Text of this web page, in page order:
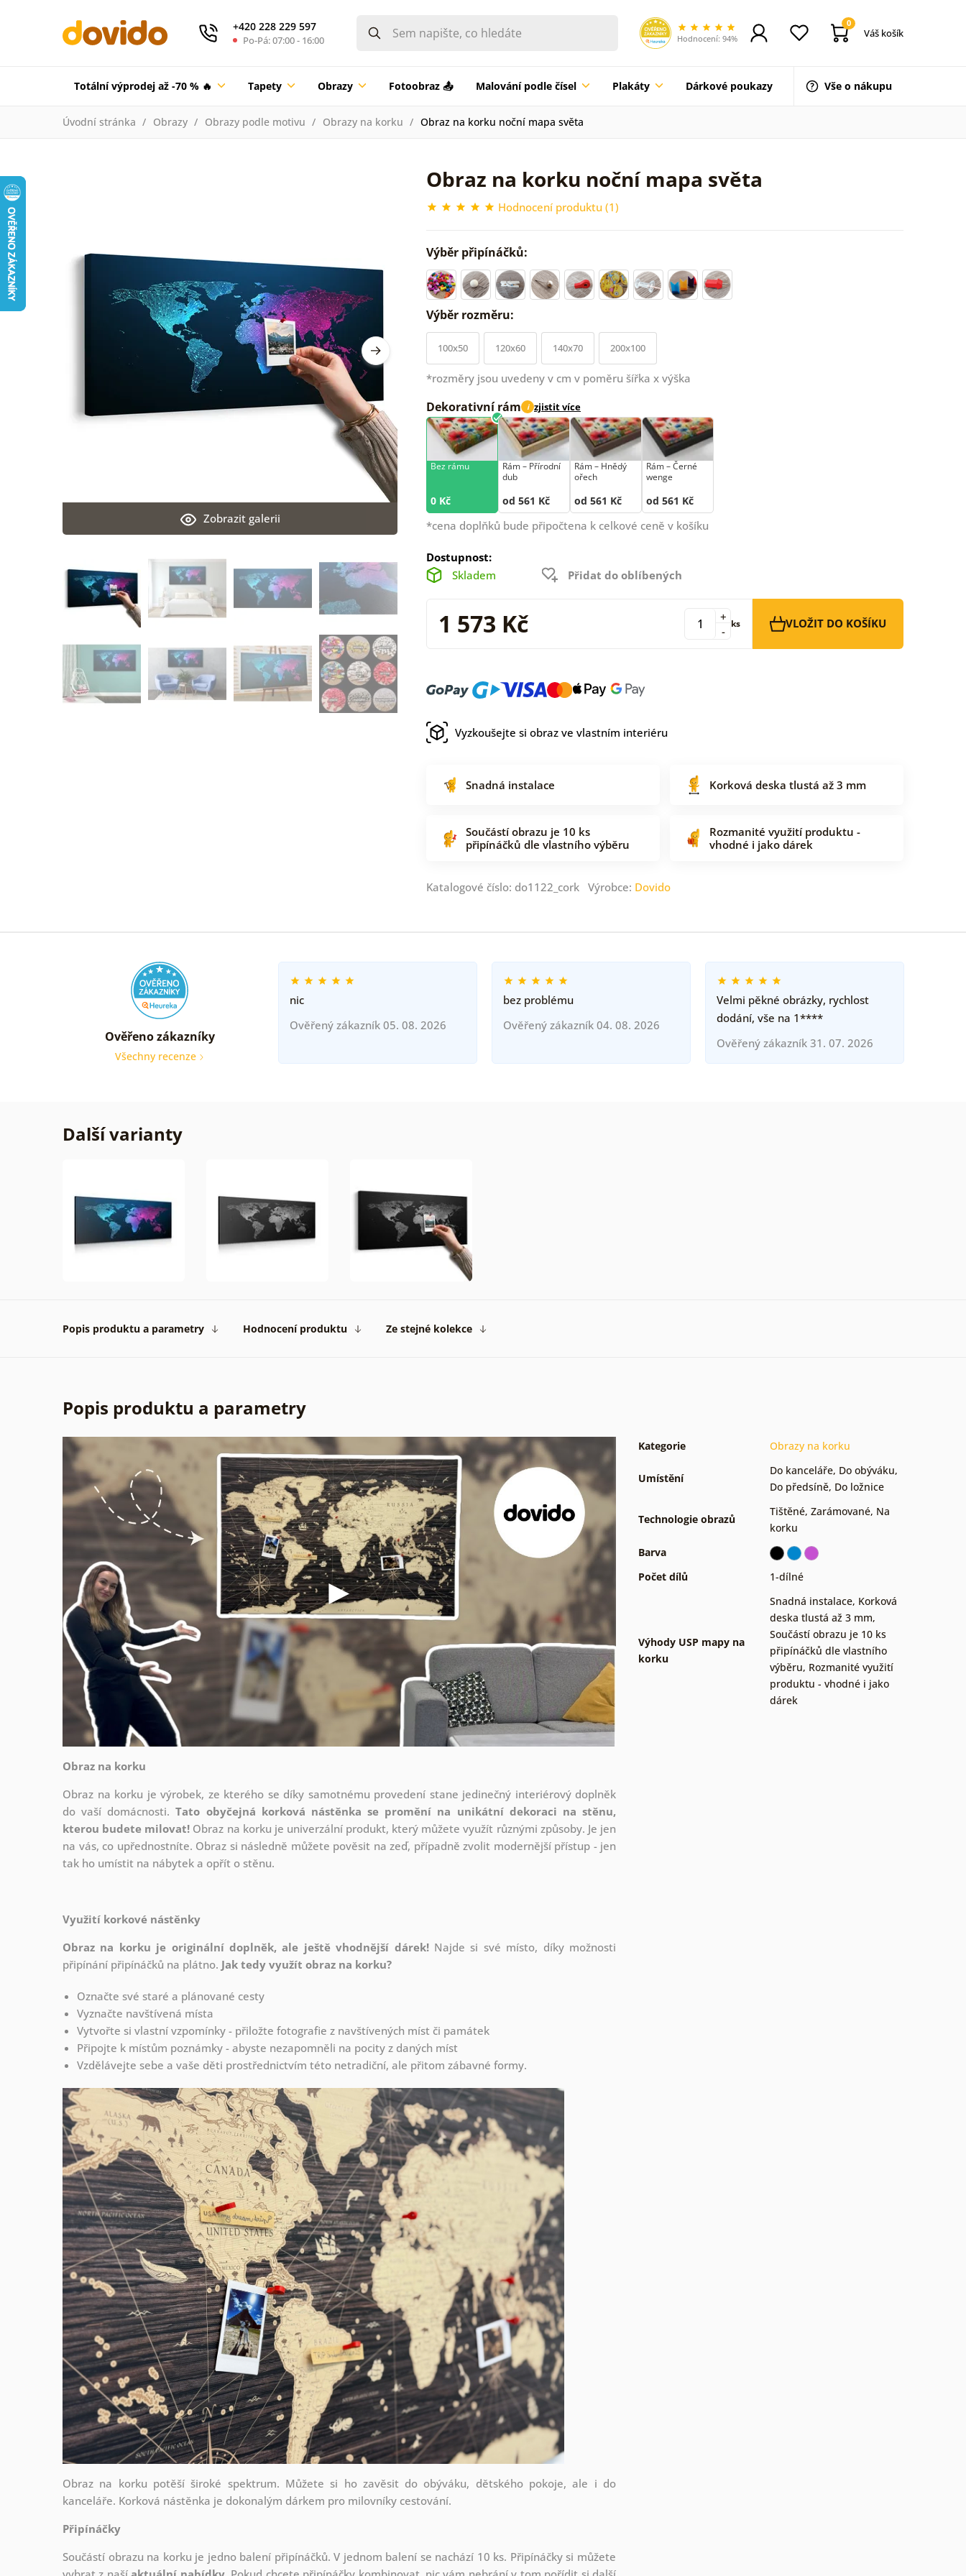
+420 228 229 597
Po-Pá: 07:00 - 16:00 Hodnocení: 94%
0
Váš košík
Totální výprodej až -70 % 🔥 Tapety Obrazy Fotoobraz 📤 Malování podle čísel Plakáty Dárkové poukazy Vše o nákupu
Úvodní stránka Obrazy Obrazy podle motivu Obrazy na korku Obraz na korku noční mapa světa
Obraz na korku noční mapa světa
Hodnocení produktu (1)
Zobrazit galerii
Výběr připínáčků:
Výběr rozměru:
100x50 120x60 140x70 200x100
*rozměry jsou uvedeny v cm v poměru šířka x výška
Dekorativní rám i zjistit více
Bez rámu
0 Kč
Rám –⁠⁠⁠⁠⁠⁠ Přírodní
dub
od 561 Kč
Rám –⁠⁠⁠⁠⁠⁠ Hnědý
ořech
od 561 Kč
Rám –⁠⁠⁠⁠⁠⁠ Černé
wenge
od 561 Kč
*cena doplňků bude připočtena k celkové ceně v košíku
Dostupnost:
Skladem
Přidat do oblíbených
1 573 Kč -
+ ks VLOŽIT DO KOŠÍKU
Vyzkoušejte si obraz ve vlastním interiéru
Snadná instalace Korková deska tlustá až 3 mm
Součástí obrazu je 10 ks
připínáčků dle vlastního výběru
Rozmanité využití produktu -
vhodné i jako dárek
Katalogové číslo: do1122_cork Výrobce: Dovido
Ověřeno zákazníky
Všechny recenze
nic
Ověřený zákazník 05. 08. 2026
bez problému
Ověřený zákazník 04. 08. 2026
Velmi pěkné obrázky, rychlost
dodání, vše na 1****
Ověřený zákazník 31. 07. 2026
Další varianty
Popis produktu a parametry Hodnocení produktu Ze stejné kolekce
Popis produktu a parametry
Obraz na korku
Obraz na korku je výrobek, ze kterého se díky samotnému provedení stane jedinečný interiérový doplněk
do vaší domácnosti.Tato obyčejná korková nástěnka se promění na unikátní dekoraci na stěnu,
kterou budete milovat! Obraz na korku je univerzální produkt, který můžete využít různými způsoby. Je jen
na vás, co upřednostníte. Obraz si následně můžete pověsit na zeď, případně zvolit modernější přístup - jen
tak ho umístit na nábytek a opřít o stěnu.
Využití korkové nástěnky
Obraz na korku je originální doplněk, ale ještě vhodnější dárek!Najde si své místo, díky možnosti
připínání připínáčků na plátno. Jak tedy využít obraz na korku?
Označte své staré a plánované cesty
Vyznačte navštívená místa
Vytvořte si vlastní vzpomínky - přiložte fotografie z navštívených míst či památek
Připojte k místům poznámky - abyste nezapomněli na pocity z daných míst
Vzdělávejte sebe a vaše děti prostřednictvím této netradiční, ale přitom zábavné formy.
Obraz na korku potěší široké spektrum. Můžete si ho zavěsit do obýváku, dětského pokoje, ale i do
kanceláře. Korková nástěnka je dokonalým dárkem pro milovníky cestování.
Připínáčky
Součástí obrazu na korku je jedno balení připínáčků. V jednom balení se nachází 10 ks. Připínáčky si můžete
Kategorie Obrazy na korku
Umístění
Do kanceláře, Do obýváku,
Do předsíně, Do ložnice
Technologie obrazů
Tištěné, Zarámované, Na
korku
Barva
Počet dílů
1-dílné
Výhody USP mapy na
korku
Snadná instalace, Korková
deska tlustá až 3 mm,
Součástí obrazu je 10 ks
připínáčků dle vlastního
výběru, Rozmanité využití
produktu - vhodné i jako
dárek